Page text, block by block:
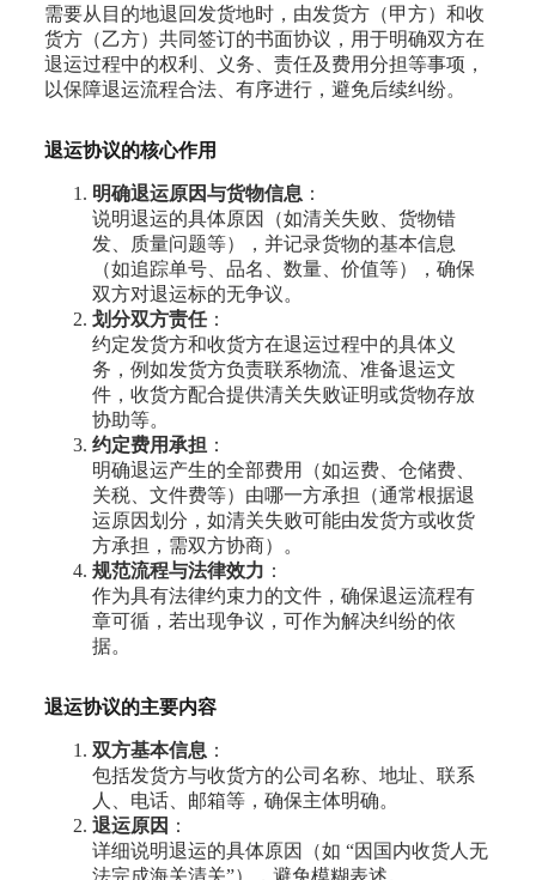
需要从目的地退回发货地时，由发货方（甲方）和收
货方（乙方）共同签订的书面协议，用于明确双方在
退运过程中的权利、义务、责任及费用分担等事项，
以保障退运流程合法、有序进行，避免后续纠纷。
退运协议的核心作用
明确退运原因与货物信息 ：
说明退运的具体原因（如清关失败、货物错
发、质量问题等），并记录货物的基本信息
（如追踪单号、品名、数量、价值等），确保
双方对退运标的无争议。
划分双方责任：
约定发货方和收货方在退运过程中的具体义
务，例如发货方负责联系物流、准备退运文
件，收货方配合提供清关失败证明或货物存放
协助等。
约定费用承担 ：
明确退运产生的全部费用（如运费、仓储费、
关税、文件费等）由哪一方承担（通常根据退
运原因划分，如清关失败可能由发货方或收货
方承担，需双方协商）。
规范流程与法律效力 ：
作为具有法律约束力的文件，确保退运流程有
章可循，若出现争议，可作为解决纠纷的依
据。
退运协议的主要内容
双方基本信息 ：
包括发货方与收货方的公司名称、地址、联系
人、电话、邮箱等，确保主体明确。
退运原因 ：
详细说明退运的具体原因（如 “因国内收货人无
法完成海关清关”），避免模糊表述。